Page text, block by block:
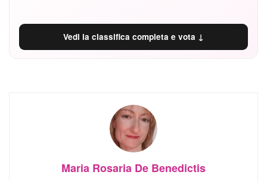
Vedi la classifica completa e vota ↓
Maria Rosaria De Benedictis